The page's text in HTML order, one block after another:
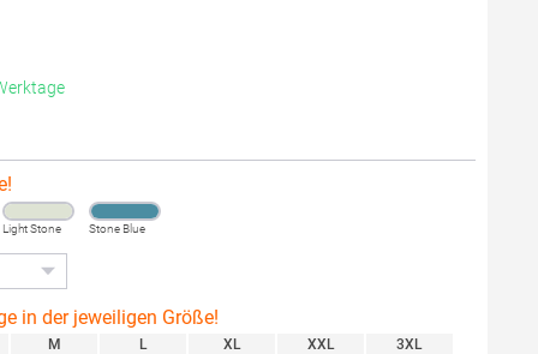
Light Stone Stone Blue
in der jeweiligen Größe!
M
L
XL
XXL
3XL